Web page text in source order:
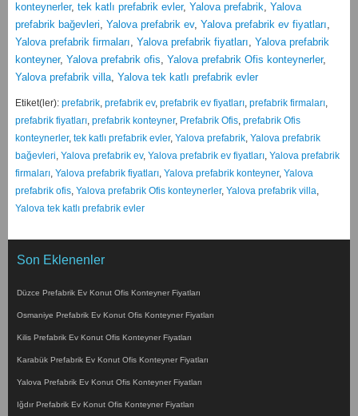
konteynerler, tek katlı prefabrik evler, Yalova prefabrik, Yalova
prefabrik bağevleri, Yalova prefabrik ev, Yalova prefabrik ev fiyatları,
Yalova prefabrik firmaları, Yalova prefabrik fiyatları, Yalova prefabrik
konteyner, Yalova prefabrik ofis, Yalova prefabrik Ofis konteynerler,
Yalova prefabrik villa, Yalova tek katlı prefabrik evler
Etiket(ler): prefabrik, prefabrik ev, prefabrik ev fiyatları, prefabrik firmaları,
prefabrik fiyatları, prefabrik konteyner, Prefabrik Ofis, prefabrik Ofis
konteynerler, tek katlı prefabrik evler, Yalova prefabrik, Yalova prefabrik
bağevleri, Yalova prefabrik ev, Yalova prefabrik ev fiyatları, Yalova prefabrik
firmaları, Yalova prefabrik fiyatları, Yalova prefabrik konteyner, Yalova
prefabrik ofis, Yalova prefabrik Ofis konteynerler, Yalova prefabrik villa,
Yalova tek katlı prefabrik evler
Son Eklenenler
Düzce Prefabrik Ev Konut Ofis Konteyner Fiyatları
Osmaniye Prefabrik Ev Konut Ofis Konteyner Fiyatları
Kilis Prefabrik Ev Konut Ofis Konteyner Fiyatları
Karabük Prefabrik Ev Konut Ofis Konteyner Fiyatları
Yalova Prefabrik Ev Konut Ofis Konteyner Fiyatları
Iğdır Prefabrik Ev Konut Ofis Konteyner Fiyatları